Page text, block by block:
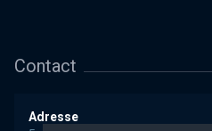
Contact
Adresse